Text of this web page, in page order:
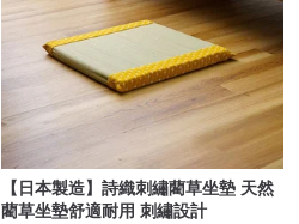
【日本製造】詩織刺繡藺草坐墊 天然
藺草坐墊舒適耐用 刺繡設計